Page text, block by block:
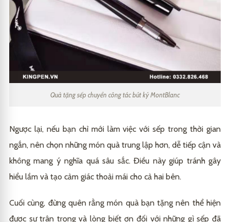
Quà tặng sếp chuyển công tác bút ký MontBlanc
Ngược lại, nếu bạn chỉ mới làm việc với sếp trong thời gian
ngắn, nên chọn những món quà trung lập hơn, dễ tiếp cận và
không mang ý nghĩa quá sâu sắc. Điều này giúp tránh gây
hiểu lầm và tạo cảm giác thoải mái cho cả hai bên.
Cuối cùng, đừng quên rằng món quà bạn tặng nên thể hiện
được sự trân trọng và lòng biết ơn đối với những gì sếp đã